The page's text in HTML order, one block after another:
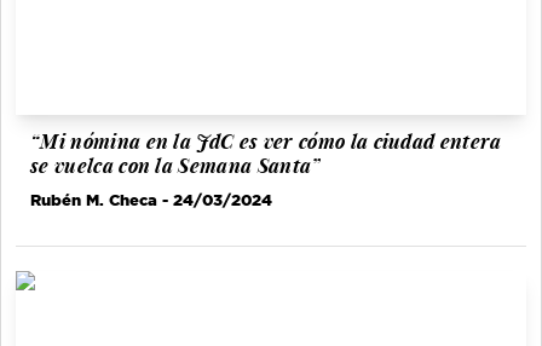
“Mi nómina en la JdC es ver cómo la ciudad entera
se vuelca con la Semana Santa”
Rubén M. Checa - 24/03/2024